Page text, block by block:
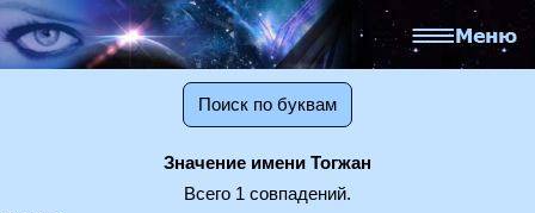
Поиск по буквам
Значение имени Тогжан
Всего 1 совпадений.